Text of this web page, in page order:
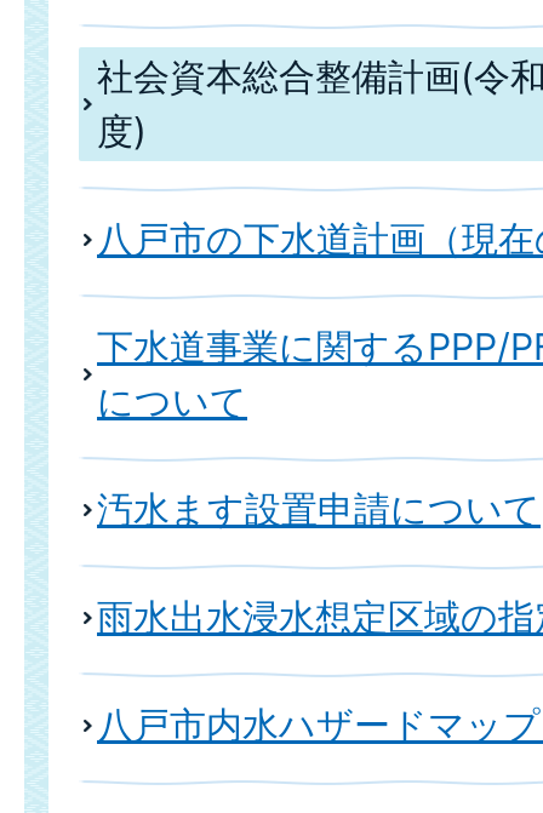
社会資本総合整備計画(令
度)
八戸市の下水道計画（現
下水道事業に関するPPP/
について
汚水ます設置申請について
雨水出水浸水想定区域の
八戸市内水ハザードマッ